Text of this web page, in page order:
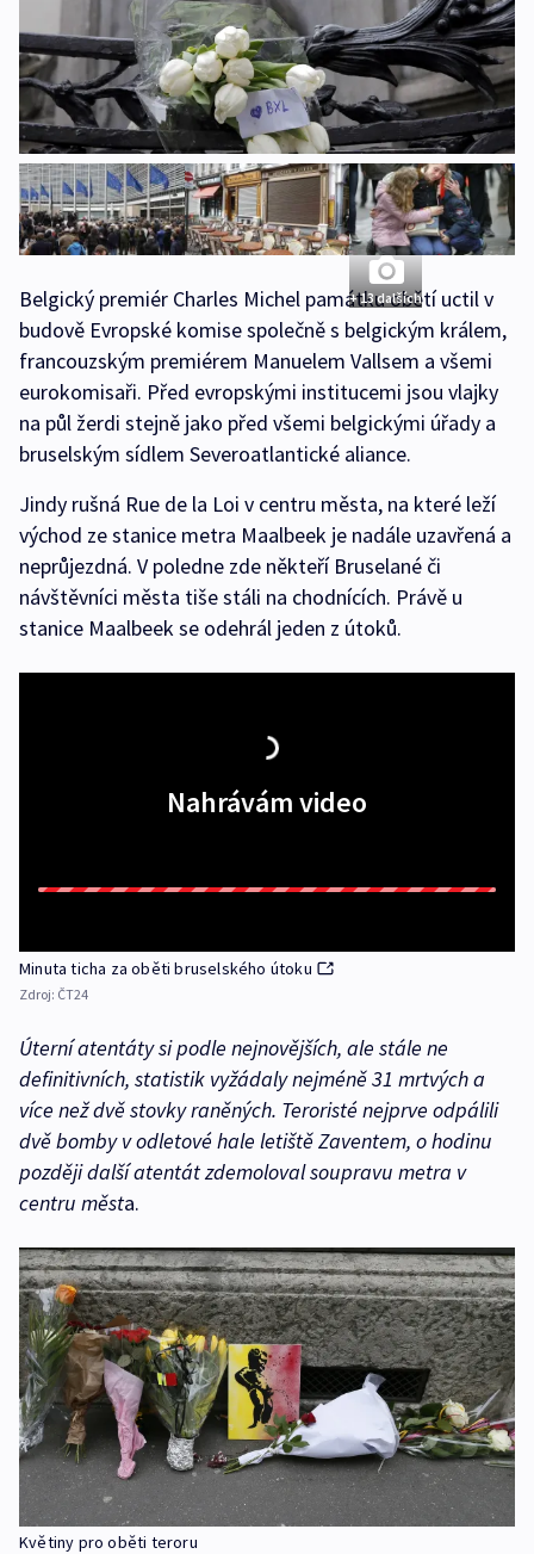
+ 13 dalších
Belgický premiér Charles Michel památku obětí uctil v
budově Evropské komise společně s belgickým králem,
francouzským premiérem Manuelem Vallsem a všemi
eurokomisaři. Před evropskými institucemi jsou vlajky
na půl žerdi stejně jako před všemi belgickými úřady a
bruselským sídlem Severoatlantické aliance.
Jindy rušná Rue de la Loi v centru města, na které leží
východ ze stanice metra Maalbeek je nadále uzavřená a
neprůjezdná. V poledne zde někteří Bruselané či
návštěvníci města tiše stáli na chodnících. Právě u
stanice Maalbeek se odehrál jeden z útoků.
Nahrávám video
Minuta ticha za oběti bruselského útoku
Zdroj: ČT24
Úterní atentáty si podle nejnovějších, ale stále ne
definitivních, statistik vyžádaly nejméně 31 mrtvých a
více než dvě stovky raněných. Teroristé nejprve odpálili
dvě bomby v odletové hale letiště Zaventem, o hodinu
později další atentát zdemoloval soupravu metra v
centru města.
Květiny pro oběti teroru